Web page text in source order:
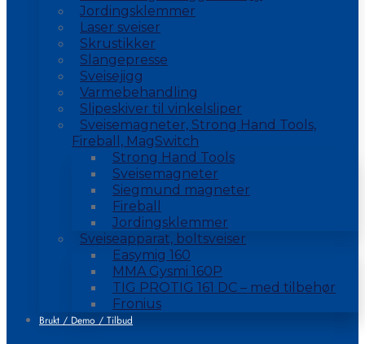
Jordingsklemmer
Laser sveiser
Skrustikker
Slangepresse
Sveisejigg
Varmebehandling
Slipeskiver til vinkelsliper
Sveisemagneter, Strong Hand Tools,
Fireball, MagSwitch
Strong Hand Tools
Sveisemagneter
Siegmund magneter
Fireball
Jordingsklemmer
Sveiseapparat, boltsveiser
Easymig 160
MMA Gysmi 160P
TIG PROTIG 161 DC – med tilbehør
Fronius
Brukt / Demo / Tilbud